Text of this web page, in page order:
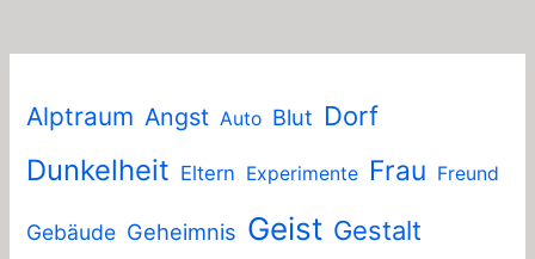
Alptraum Angst Auto Blut Dorf
Dunkelheit Eltern Experimente Frau Freund
Gebäude Geheimnis Geist Gestalt